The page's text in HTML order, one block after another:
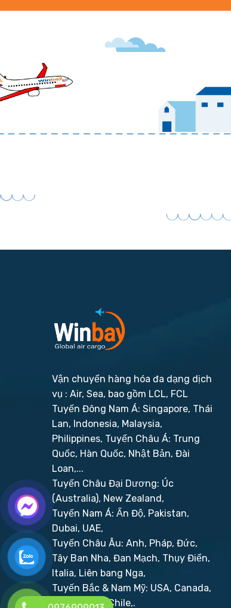
Vận chuyển hàng hóa đa dạng dịch
vụ : Air, Sea, bao gồm LCL, FCL
Tuyến Đông Nam Á: Singapore, Thái
Lan, Indonesia, Malaysia,
Philippines, Tuyến Châu Á: Trung
Quốc, Hàn Quốc, Nhật Bản, Đài
Loan,...
Tuyến Châu Đại Dương: Úc
(Australia), New Zealand,
Tuyến Nam Á: Ấn Độ, Pakistan,
Dubai, UAE,
Tuyến Châu Âu: Anh, Pháp, Đức,
Tây Ban Nha, Đan Mạch, Thụy Điển,
Italia, Liên bang Nga,
Tuyến Bắc & Nam Mỹ: USA, Canada,
Brazil, Peru, Chile,.